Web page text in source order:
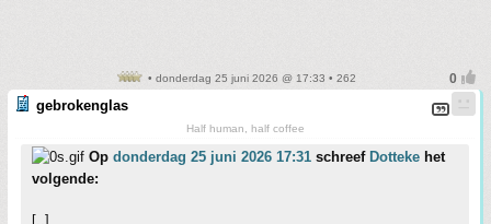
• donderdag 25 juni 2026 @ 17:33 • 262
gebrokenglas
Half human, half coffee
Op donderdag 25 juni 2026 17:31 schreef Dotteke het
volgende:
[..]